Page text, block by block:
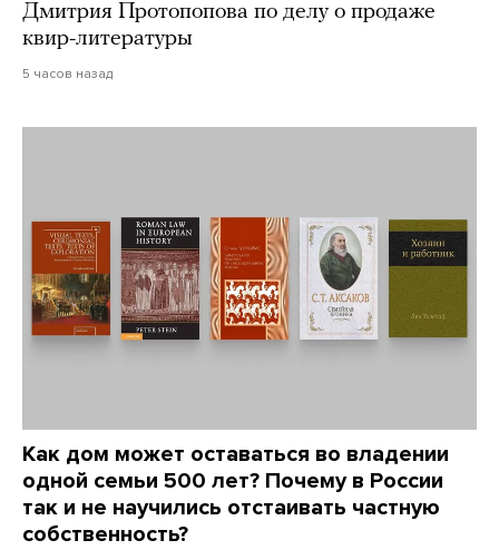
Дмитрия Протопопова по делу о продаже
квир-литературы
5 часов назад
Как дом может оставаться во владении
одной семьи 500 лет? Почему в России
так и не научились отстаивать частную
собственность?